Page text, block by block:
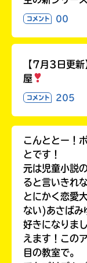
コメント 00
【7月3日更新
屋
コメント 205
こんととー！
とです！
元は児童小説
ると言いきれ
とにかく恋愛
ない)あさばみ
好きになりま
えます！この
目の教室で。